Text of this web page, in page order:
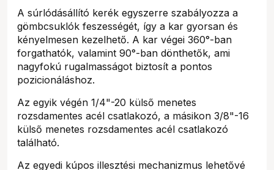
A súrlódásállító kerék egyszerre szabályozza a
gömbcsuklók feszességét, így a kar gyorsan és
kényelmesen kezelhető. A kar végei 360°-ban
forgathatók, valamint 90°-ban dönthetők, ami
nagyfokú rugalmasságot biztosít a pontos
pozicionáláshoz.
Az egyik végén 1/4"-20 külső menetes
rozsdamentes acél csatlakozó, a másikon 3/8"-16
külső menetes rozsdamentes acél csatlakozó
található.
Az egyedi kúpos illesztési mechanizmus lehetővé